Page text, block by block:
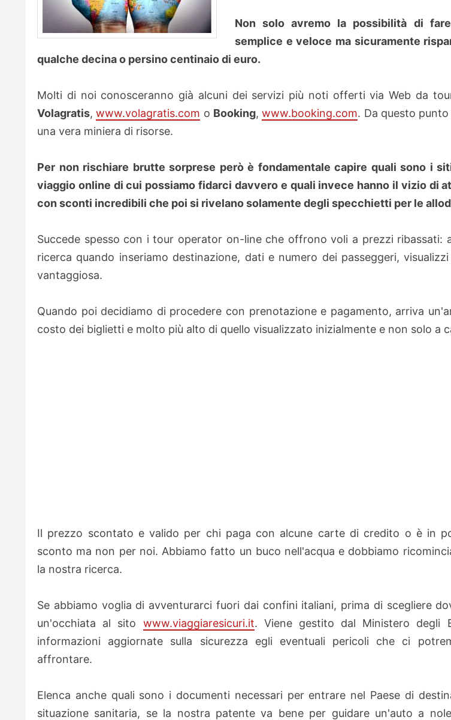
Non solo avremo la possibilità di
semplice e veloce ma sicuramente
qualche decina o persino centinaio di euro.
Molti di noi conosceranno già alcuni dei servizi più noti offerti via Web da
Volagratis,www.volagratis.com o Booking,www.booking.com. Da questo
una vera miniera di risorse.
Per non rischiare brutte sorprese però è fondamentale capire quali sono i
viaggio online di cui possiamo fidarci davvero e quali invece hanno il vizio di
con sconti incredibili che poi si rivelano solamente degli specchietti per le
Succede spesso con i tour operator on-line che offrono voli a prezzi ribassati:
ricerca quando inseriamo destinazione, dati e numero dei passeggeri,
vantaggiosa.
Quando poi decidiamo di procedere con prenotazione e pagamento, arriva
costo dei biglietti e molto più alto di quello visualizzato inizialmente e non solo a
Il prezzo scontato e valido per chi paga con alcune carte di credito o è in
sconto ma non per noi. Abbiamo fatto un buco nell'acqua e dobbiamo
la nostra ricerca.
Se abbiamo voglia di avventurarci fuori dai confini italiani, prima di scegliere
un'occhiata al sito www.viaggiaresicuri.it. Viene gestito dal Ministero degli
informazioni aggiornate sulla sicurezza egli eventuali pericoli che ci
affrontare.
Elenca anche quali sono i documenti necessari per entrare nel Paese di
situazione sanitaria, se la nostra patente va bene per guidare un'auto a